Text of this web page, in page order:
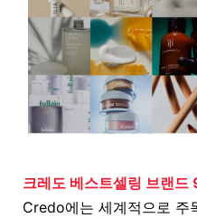
크레도 베스트셀링 브랜드
Credo에는 세계적으로 주